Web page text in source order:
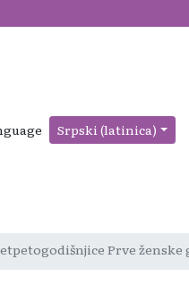
Srpski (latinica)
Prve